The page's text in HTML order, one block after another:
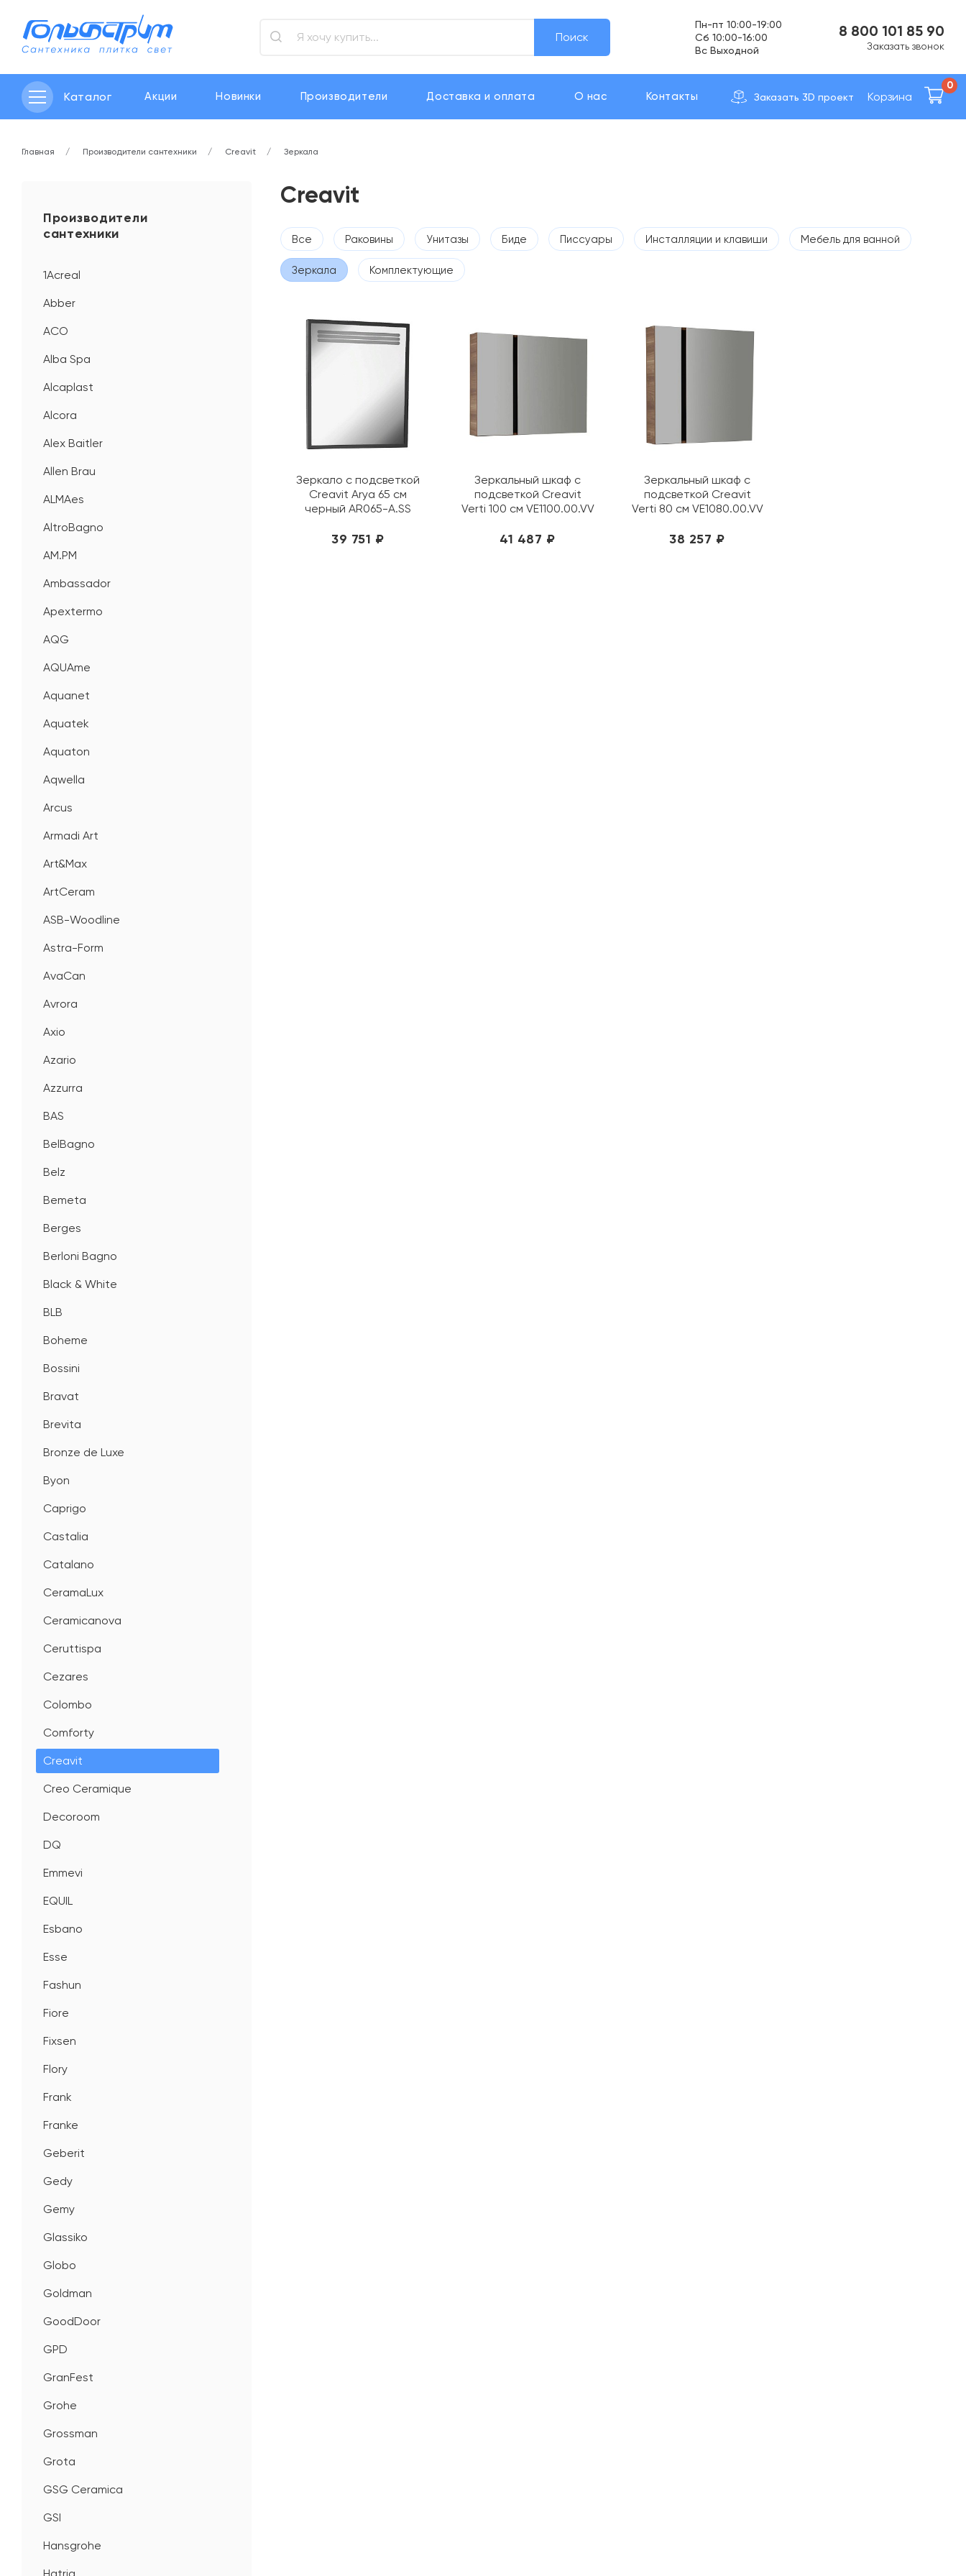
Поиск Доставка по вcей России 8 800 101 85 90
Заказать звонок
Каталог Акции Новинки Производители Доставка и оплата О нас Контакты Заказать 3D проект Корзина
0
Главная Производители сантехники Creavit Зеркала
Производители
сантехники
1Acreal
Abber
ACO
Alba Spa
Alcaplast
Alcora
Alex Baitler
Allen Brau
ALMAes
AltroBagno
AM.PM
Ambassador
Apextermo
AQG
AQUAme
Aquanet
Aquatek
Aquaton
Aqwella
Arcus
Armadi Art
Art&Max
ArtCeram
ASB-Woodline
Astra-Form
AvaCan
Avrora
Axio
Azario
Azzurra
BAS
BelBagno
Belz
Bemeta
Berges
Berloni Bagno
Black & White
BLB
Boheme
Bossini
Bravat
Brevita
Bronze de Luxe
Byon
Caprigo
Castalia
Catalano
CeramaLux
Ceramicanova
Ceruttispa
Cezares
Colombo
Comforty
Creavit
Creo Ceramique
Decoroom
DQ
Emmevi
EQUIL
Esbano
Esse
Fashun
Fiore
Fixsen
Flory
Frank
Franke
Geberit
Gedy
Gemy
Glassiko
Globo
Goldman
GoodDoor
GPD
GranFest
Grohe
Grossman
Grota
GSG Ceramica
GSI
Hansgrohe
Creavit
Все Раковины Унитазы Биде Писсуары Инсталляции и клавиши Мебель для ванной
Зеркала Комплектующие
Зеркало с подсветкой
Creavit Arya 65 см
черный AR065-A.SS
39 751 ₽
Зеркальный шкаф с
подсветкой Creavit
Verti 100 см VE1100.00.VV
41 487 ₽
Зеркальный шкаф с
подсветкой Creavit
Verti 80 см VE1080.00.VV
38 257 ₽